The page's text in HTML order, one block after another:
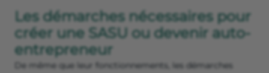
Les démarches nécessaires pour
créer une SASU ou devenir auto-
entrepreneur
De même que leur fonctionnements, les démarches